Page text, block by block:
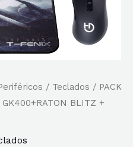
/ Teclados / PACK
BLITZ +